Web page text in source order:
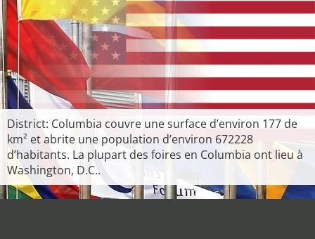
District: Columbia couvre une surface d’environ 177 de
km² et abrite une population d’environ 672228
d’habitants. La plupart des foires en Columbia ont lieu à
Washington, D.C..